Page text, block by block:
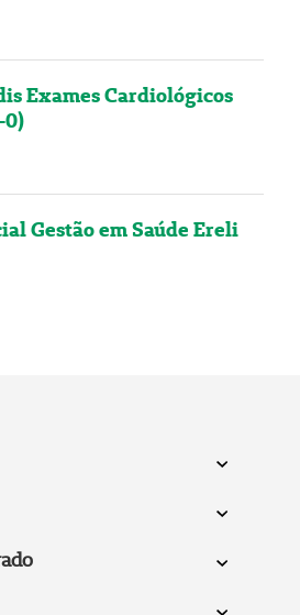
Exames Cardiológicos
0)
Gestão em Saúde Ereli